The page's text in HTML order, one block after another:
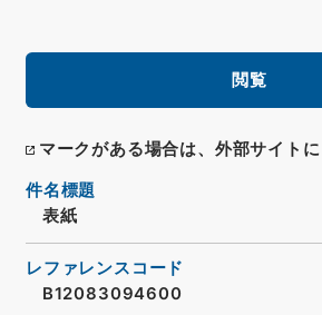
閲覧
マークがある場合は、外部サイトに
件名標題
表紙
レファレンスコード
B12083094600